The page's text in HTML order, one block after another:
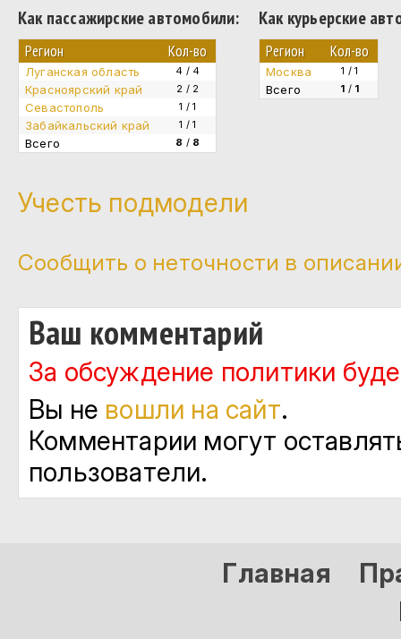
Как пассажирские автомобили:
Регион Кол-во
Луганская область 4 / 4
Красноярский край 2 / 2
Севастополь 1 / 1
Забайкальский край 1 / 1
Всего 8 / 8
Как курьерские
Регион Кол-во
Москва 1 / 1
Всего 1 / 1
Учесть подмодели
Сообщить о неточности в
Ваш комментарий
За обсуждение политики
Вы не вошли на сайт.
Комментарии могут
пользователи.
Главная